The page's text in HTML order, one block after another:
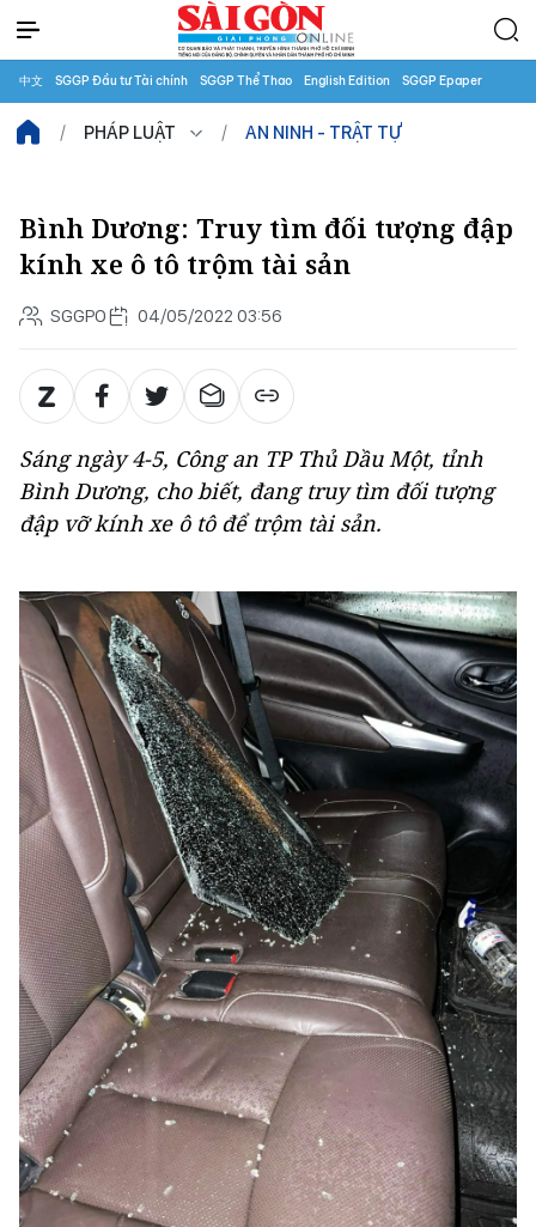
中文 SGGP Đầu tư Tài chính SGGP Thể Thao English Edition SGGP Epaper
PHÁP LUẬT AN NINH - TRẬT TỰ
Bình Dương: Truy tìm đối tượng đập
kính xe ô tô trộm tài sản
SGGPO 04/05/2022 03:56
Sáng ngày 4-5, Công an TP Thủ Dầu Một, tỉnh
Bình Dương, cho biết, đang truy tìm đối tượng
đập vỡ kính xe ô tô để trộm tài sản.